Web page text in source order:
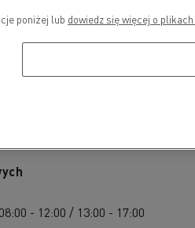
08:00 - 12:00 / 13:00 - 17:00
poniżej lub dowiedz się więcej o